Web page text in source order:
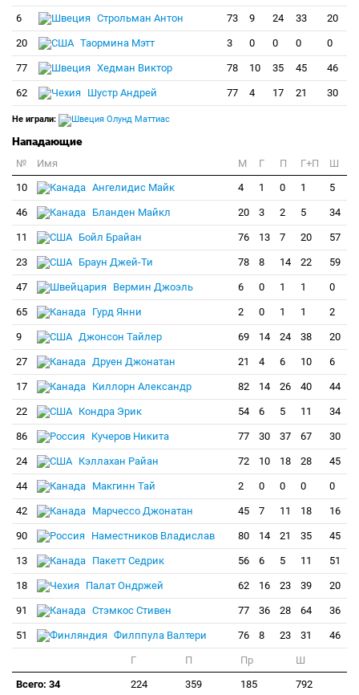
6 Строльман Антон 73 9 24 33 20
20 Таормина Мэтт 3 0 0 0 0
77 Хедман Виктор 78 10 35 45 46
62 Шустр Андрей 77 4 17 21 30
Не играли: Олунд Маттиас
Нападающие
№ Имя M Г П Г+П
Ш
10
Ангелидис Майк 4 1 0 1 5
46 Бланден Майкл 20 3 2 5 34
11 Бойл Брайан 76 13 7 20 57
23 Браун Джей-Ти 78 8 14 22 59
47 Вермин Джоэль 6 0 1 1 0
65 Гурд Янни 2 0 1 1 2
9 Джонсон Тайлер 69 14 24 38 20
27 Друен Джонатан 21 4 6 10 6
17 Киллорн Александр 82 14 26 40 44
22 Кондра Эрик 54 6 5 11 34
86 Кучеров Никита 77 30 37 67 30
24 Кэллахан Райан 72 10 18 28 45
44 Макгинн Тай 2 0 0 0 0
42 Марчессо Джонатан 45 7 11 18 16
90 Наместников Владислав 80 14 21 35 45
13 Пакетт Седрик 56 6 5 11 51
18 Палат Ондржей 62 16 23 39 20
91 Стэмкос Стивен 77 36 28 64 36
51 Филппула Валтери 76 8 23 31 46
Г П Пр
Ш
Всего: 34
224 359 185 792